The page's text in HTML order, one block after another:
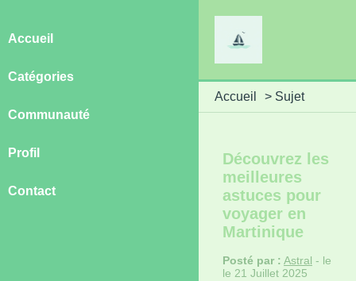
Accueil > Sujet
Accueil
Catégories
Communauté
Profil
Contact
Découvrez les
meilleures
astuces pour
voyager en
Martinique
Posté par : Astral - le
le 21 Juillet 2025